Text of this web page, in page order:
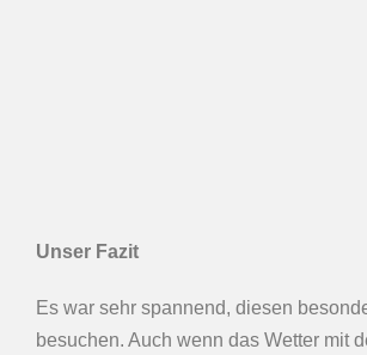
Unser Fazit
Es war sehr spannend, diesen
besuchen. Auch wenn das Wetter mit